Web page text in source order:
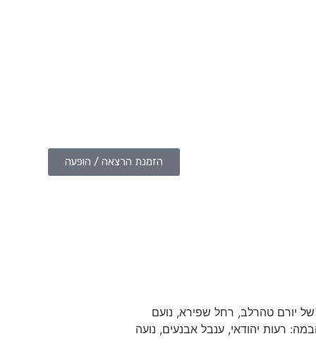
הזמנת הרצאה / הופעה
של יורם טהרלב, רחל שפירא, נועם
רעות יהודאי, ענבל אבנעים, נועה